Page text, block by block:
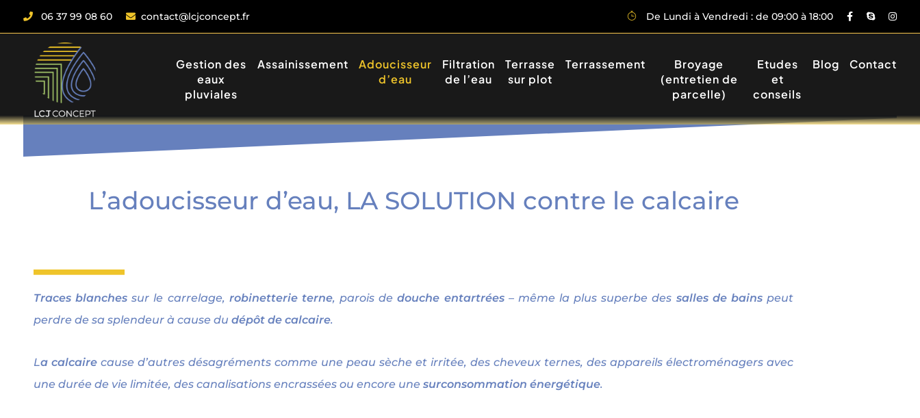
De Lundi à Vendredi : de 09:00 à 18:00
06 37 99 08 60 contact@lcjconcept.fr
Gestion des
eaux
pluviales
Assainissement
Adoucisseur
d’eau
Filtration
de l’eau
Terrasse
sur plot
Terrassement
Broyage
(entretien de
parcelle)
Etudes
et
conseils
Blog Contact
L’adoucisseur d’eau, LA SOLUTION contre le calcaire
Traces blanches sur le carrelage, robinetterie terne, parois dedouche entartrées– même la plus superbe des salles de bainspeut
perdre de sa splendeur à cause du dépôt de calcaire.
La calcaire cause d’autres désagréments comme une peau sèche et irritée, des cheveux ternes, des appareils électroménagers avec
une durée de vie limitée, des canalisations encrassées ou encore une surconsommation énergétique.